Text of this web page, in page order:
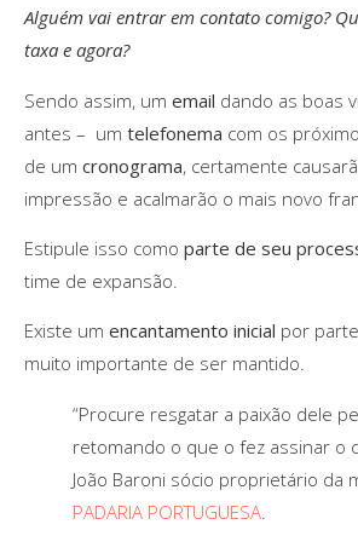
Alguém vai entrar em contato comigo?
taxa e agora?
Sendo assim, um email dando as boas
antes – um telefonema com os
de um cronograma, certamente
impressão e acalmarão o mais novo
Estipule isso como parte de seu
time de expansão.
Existe um encantamento inicial por
muito importante de ser mantido.
“Procure resgatar a paixão dele
retomando o que o fez assinar o
João Baroni sócio proprietário da
PADARIA PORTUGUESA.